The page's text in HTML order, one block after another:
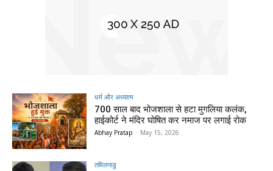
धर्म और अध्यात्म
700 साल बाद भोजशाला से हटा मुगलिया कलंक,
हाईकोर्ट ने मंदिर घोषित कर नमाज पर लगाई रोक
Abhay Pratap - May 15, 2026
तमिलनाडु